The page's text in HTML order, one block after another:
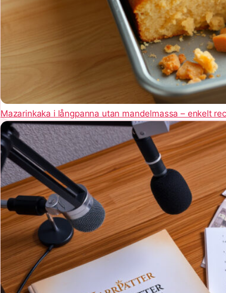
Mazarinkaka i långpanna utan mandelmassa – enkelt